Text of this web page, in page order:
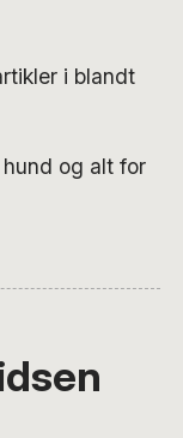
i blandt
og alt for